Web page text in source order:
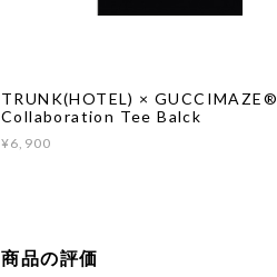
TRUNK(HOTEL) × GUCCIMAZE®︎
Collaboration Tee Balck
¥6,900
商品の評価